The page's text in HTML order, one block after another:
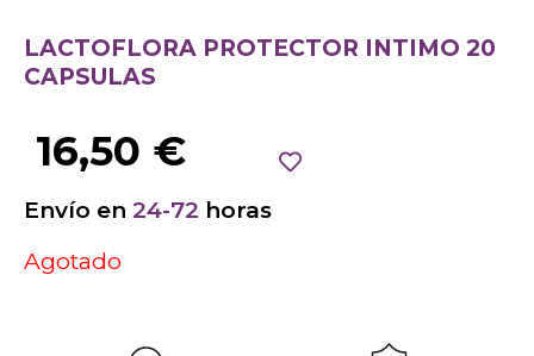
LACTOFLORA PROTECTOR INTIMO 20
CAPSULAS
16,50 €
Envío en 24-72 horas
Agotado